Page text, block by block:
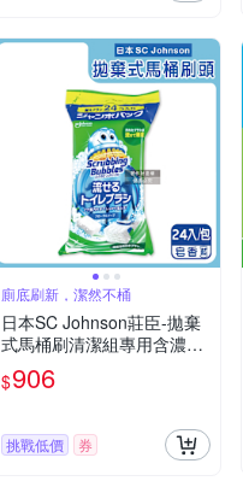
廁底刷新，潔然不桶
日本SC Johnson莊臣-拋棄
式馬桶刷清潔組專用含濃縮
洗劑替換刷頭補充包24入/大
包(本品不含刷柄和刷架,免
臭芳香)
$906
挑戰低價 券